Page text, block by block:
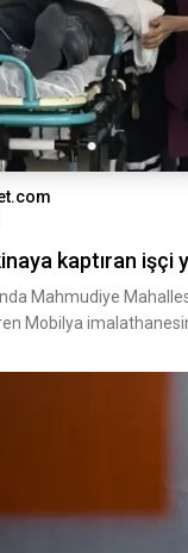
kaptıran işçi
Mahmudiye
Mobilya